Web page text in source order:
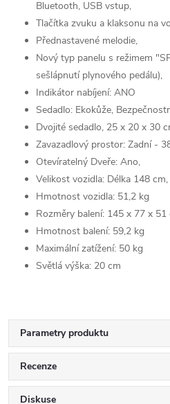
Bluetooth, USB vstup,
Tlačítka zvuku a klaksonu na
Přednastavené melodie,
Nový typ panelu s režimem
sešlápnutí plynového pedálu),
Indikátor nabíjení: ANO
Sedadlo: Ekokůže,
Dvojité sedadlo, 25 x 20 x 30
Zavazadlový prostor: Zadní -
Otevíratelný Dveře: Ano,
Velikost vozidla: Délka 148
Hmotnost vozidla: 51,2 kg
Rozměry balení: 145 x 77 x 51
Hmotnost balení: 59,2 kg
Maximální zatížení: 50 kg
Světlá výška: 20 cm
Parametry produktu
Recenze
Diskuse